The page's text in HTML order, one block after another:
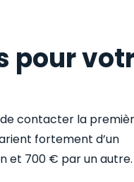
pour
contacter la
fortement d’un
et 700 € par un autre.